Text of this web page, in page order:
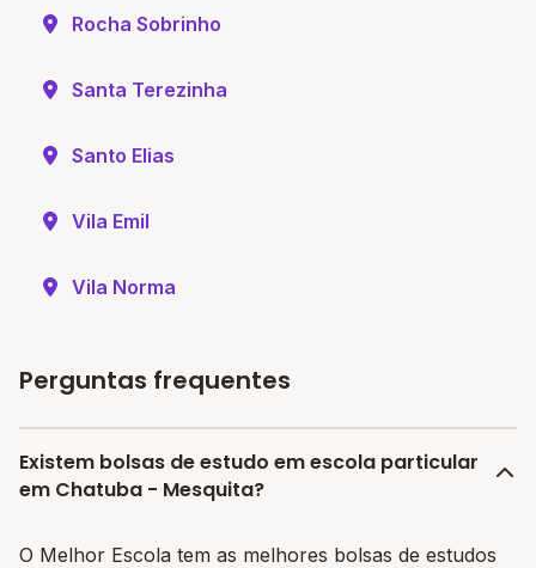
Rocha Sobrinho
Santa Terezinha
Santo Elias
Vila Emil
Vila Norma
Perguntas frequentes
Existem bolsas de estudo em escola particular
em Chatuba - Mesquita?
O Melhor Escola tem as melhores bolsas de estudos